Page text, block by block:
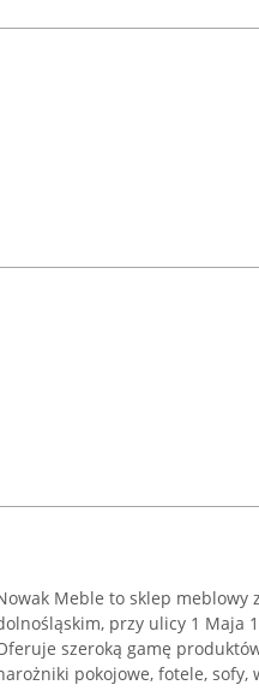
Meble to sklep meblowy
przy ulicy 1 Maja
szeroką gamę
pokojowe, fotele, sofy,